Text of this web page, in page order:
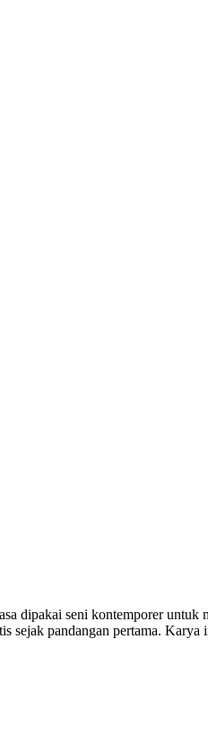
dipakai seni kontemporer
sejak pandangan pertama.